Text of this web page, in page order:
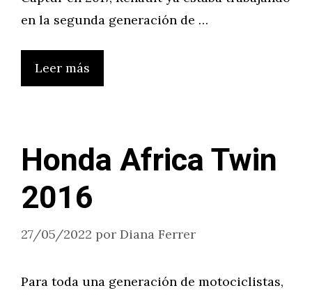
en la segunda generación de …
Leer más
Honda Africa Twin
2016
27/05/2022 por Diana Ferrer
Para toda una generación de motociclistas,